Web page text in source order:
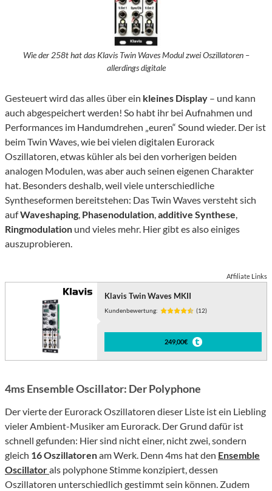
Wie der 258t hat das Klavis Twin Waves Modul zwei Oszillatoren –
allerdings digitale
Gesteuert wird das alles über ein kleines Display – und kann
auch abgespeichert werden! So habt ihr bei Aufnahmen und
Performances im Handumdrehen „euren“ Sound wieder. Der ist
beim Twin Waves, wie bei vielen digitalen Eurorack
Oszillatoren, etwas kühler als bei den vorherigen beiden
analogen Modulen, was aber auch seinen eigenen Charakter
hat. Besonders deshalb, weil viele unterschiedliche
Syntheseformen bereitstehen: Das Twin Waves versteht sich
aufWaveshaping, Phasenodulation,additive Synthese,
Ringmodulation und vieles mehr. Hier gibt es also einiges
auszuprobieren.
Affiliate Links
Klavis Twin Waves MKII
Kundenbewertung: (12)
249,00€
4ms Ensemble Oscillator: Der Polyphone
Der vierte der Eurorack Oszillatoren dieser Liste ist ein Liebling
vieler Ambient-Musiker am Eurorack. Der Grund dafür ist
schnell gefunden: Hier sind nicht einer, nicht zwei, sondern
gleich 16 Oszillatorenam Werk. Denn 4ms hat den Ensemble
Oscillatorals polyphone Stimme konzipiert, dessen
Oszillatoren unterschiedlich gestimmt sein können. Zudem